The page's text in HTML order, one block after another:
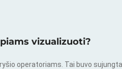
vizualizuoti?
operatoriams. Tai buvo